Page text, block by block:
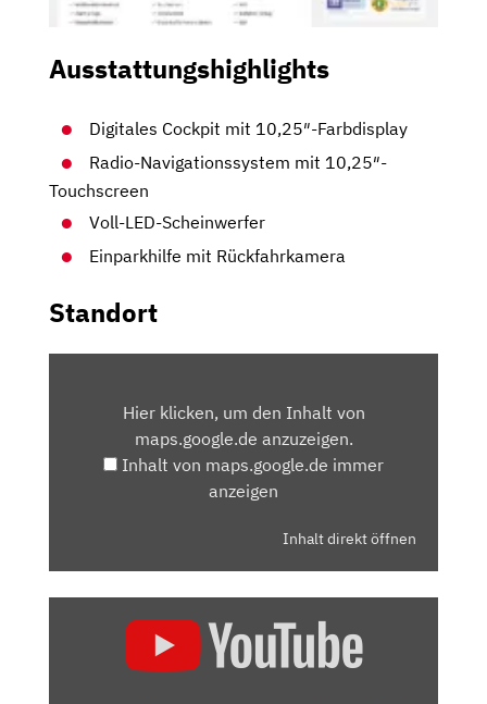
Ausstattungshighlights
Digitales Cockpit mit 10,25″-Farbdisplay
Radio-Navigationssystem mit 10,25″-
Touchscreen
Voll-LED-Scheinwerfer
Einparkhilfe mit Rückfahrkamera
Standort
MAPS.GOOGLE.DEHier klicken, um den Inhalt von
maps.google.de anzuzeigen.
Inhalt von maps.google.de immer
anzeigen
Inhalt direkt öffnen